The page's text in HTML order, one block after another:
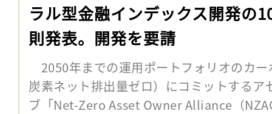
ラル型金融インデックス開発の
則発表。開発を要請
2050年までの運用ポートフォリオのカ
炭素ネット排出量ゼロ）にコミットする
ブ「Net-Zero Asset Owner Alliance（